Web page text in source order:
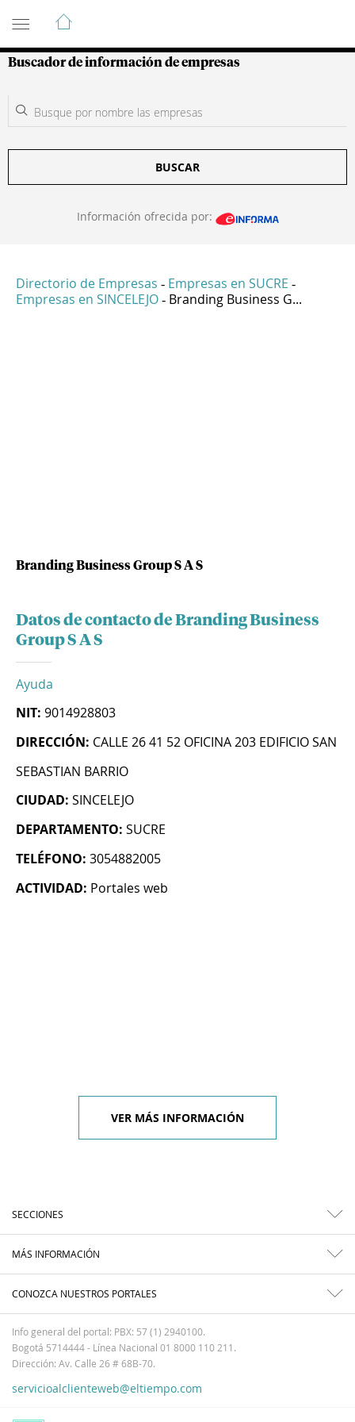
Guía de Empresas Colombianas
Buscador de información de empresas
BUSCAR
Información ofrecida por:
Directorio de Empresas - Empresas en SUCRE -
Empresas en SINCELEJO - Branding Business G...
Branding Business Group S A S
Datos de contacto de Branding Business
Group S A S
Ayuda
NIT: 9014928803
DIRECCIÓN: CALLE 26 41 52 OFICINA 203 EDIFICIO SAN
SEBASTIAN BARRIO
CIUDAD: SINCELEJO
DEPARTAMENTO: SUCRE
TELÉFONO: 3054882005
ACTIVIDAD: Portales web
VER MÁS INFORMACIÓN
SECCIONES
MÁS INFORMACIÓN
CONOZCA NUESTROS PORTALES
Info general del portal: PBX: 57 (1) 2940100.
Bogotá 5714444 - Línea Nacional 01 8000 110 211.
Dirección: Av. Calle 26 # 68B-70.
servicioalclienteweb@eltiempo.com